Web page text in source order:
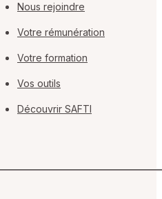
Nous rejoindre
Votre rémunération
Votre formation
Vos outils
Découvrir SAFTI